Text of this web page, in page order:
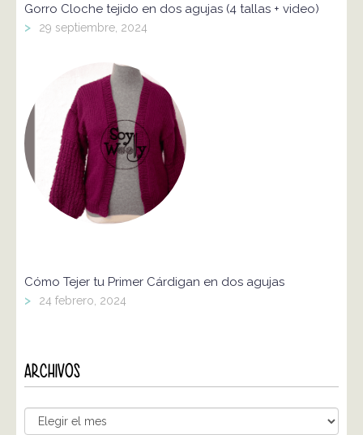
Gorro Cloche tejido en dos agujas (4 tallas + video)
> 29 septiembre, 2024
Cómo Tejer tu Primer Cárdigan en dos agujas
> 24 febrero, 2024
ARCHIVOS